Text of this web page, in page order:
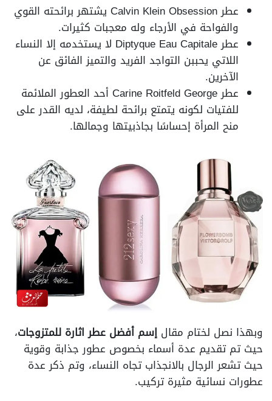
عطر Calvin Klein Obsession يشتهر برائحته القوي
والفواحة في الأرجاء وله معجبات كثيرات.
عطر Diptyque Eau Capitale لا يستخدمه إلا النساء
اللاتي يحببن التواجد الفريد والتميز الفائق عن
الآخرين.
عطر Carine Roitfeld George أحد العطور الملائمة
للفتيات لكونه يتمتع برائحة لطيفة، لديه القدر على
منح المرأة إحساسًا بجاذبيتها وجمالها.
وبهذا نصل لختام مقال إسم أفضل عطر اثارة للمتزوجات،
حيث تم تقديم عدة أسماء بخصوص عطور جذابة وقوية
حيث تشعر الرجال بالانجذاب تجاه النساء، وتم ذكر عدة
عطورات نسائية مثيرة تركيب.